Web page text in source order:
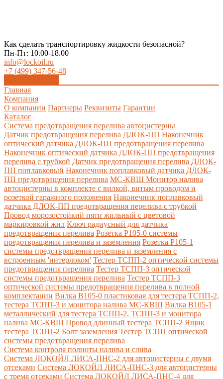
Как сделать транспортировку жидкости безопасной?
Пн-Пт: 10.00-18.00
info@lockoil.ru
+7 (499) 347-56-48
Главная
Компания
О компании Партнеры Реквизиты Гарантии
Каталог
Система предотвращения перелива автоцистерны
Датчик предотвращения перелива ДЛОК-ПП Наконечник
оптический датчика ДЛОК-ПП предотвращения перелива
Наконечник оптический датчика ДЛОК-ПП предотвращения
перелива с трубкой Датчик предотвращения перелива ДЛОК-
ПП поплавковый Наконечник поплавковый датчика ДЛОК-
ПП предотвращения перелива МС-КВШ Монитор налива
автоцистерны в комплекте с вилкой, витым проводом и
розеткой гаражного положения Наконечник поплавковый
датчика ДЛОК-ПП предотвращения перелива с трубкой
Провод морозостойкий пяти жильный с цветовой
маркировкой жил Ключ радиусный для датчика
предотвращения перелива Розетка Р105-0 системы
предотвращения перелива и заземления Розетка Р105-1
системы предотвращения перелива и заземления с
встроенным 'интерлоком' Тестер ТСПП-2 оптической системы
предотвращения перелива Тестер ТСПП-3 оптической
системы предотвращения перелива Тестер ТСПП-3
оптической системы предотвращения перелива в полной
комплектации Вилка В105-0 пластиковая для тестера ТСПП-2,
тестера ТСПП-3 и монитора налива МС-КВШ Вилка В105-1
металлический для тестера ТСПП-2, ТСПП-3 и монитора
налива МС-КВШ Провод длинный тестера ТСПП-2 Ящик
тестера ТСПП-2 Болт заземления Тестер ТСПП оптической
системы предотвращения перелива
Cистема контроля полноты налива и слива
Система ЛОКОЙЛ ЛИСА-ПНС-2 для автоцистерны с двумя
отсеками Система ЛОКОЙЛ ЛИСА-ПНС-3 для автоцистерны
с тремя отсеками Система ЛОКОЙЛ ЛИСА-ПНС-4 для